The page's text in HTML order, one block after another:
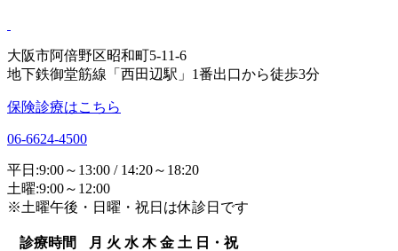
大阪市阿倍野区昭和町5-11-6
地下鉄御堂筋線「西田辺駅」1番出口から徒歩3分
保険診療はこちら
06-6624-4500
平日:9:00～13:00 / 14:20～18:20
土曜:9:00～12:00
※土曜午後・日曜・祝日は休診日です
診療時間 月 火 水 木 金 土 日・祝